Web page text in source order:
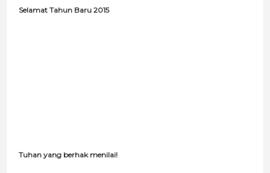
Selamat Tahun Baru 2015
Tuhan yang berhak menilai!